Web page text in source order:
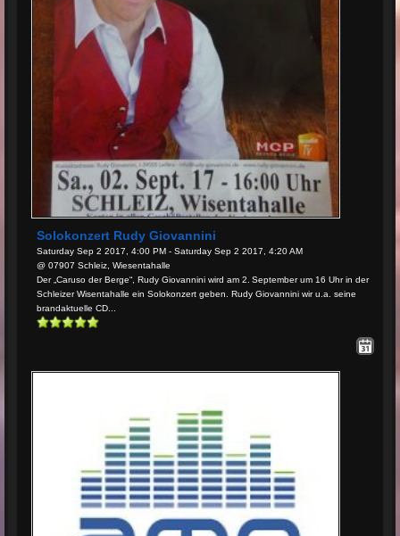
Solokonzert Rudy Giovannini
Saturday Sep 2 2017, 4:00 PM - Saturday Sep 2 2017, 4:20 AM
@ 07907 Schleiz, Wiesentahalle
Der „Caruso der Berge“, Rudy Giovannini wird am 2. September um 16 Uhr in der
Schleizer Wisentahalle ein Solokonzert geben. Rudy Giovannini wir u.a. seine
brandaktuelle CD...